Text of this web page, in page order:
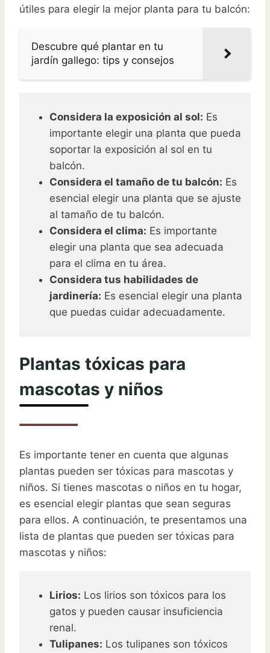
útiles para elegir la mejor planta para tu balcón:
Descubre qué plantar en tu
jardín gallego: tips y consejos
Considera la exposición al sol: Es
importante elegir una planta que pueda
soportar la exposición al sol en tu
balcón.
Considera el tamaño de tu balcón: Es
esencial elegir una planta que se ajuste
al tamaño de tu balcón.
Considera el clima: Es importante
elegir una planta que sea adecuada
para el clima en tu área.
Considera tus habilidades de
jardinería: Es esencial elegir una planta
que puedas cuidar adecuadamente.
Plantas tóxicas para
mascotas y niños
Es importante tener en cuenta que algunas
plantas pueden ser tóxicas para mascotas y
niños. Si tienes mascotas o niños en tu hogar,
es esencial elegir plantas que sean seguras
para ellos. A continuación, te presentamos una
lista de plantas que pueden ser tóxicas para
mascotas y niños:
Lirios: Los lirios son tóxicos para los
gatos y pueden causar insuficiencia
renal.
Tulipanes: Los tulipanes son tóxicos